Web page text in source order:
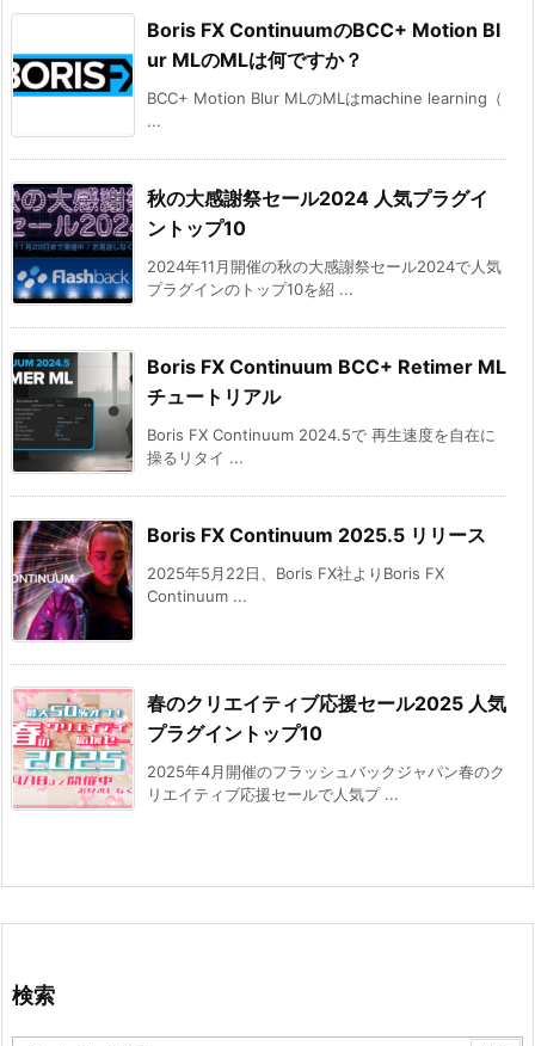
Boris FX ContinuumのBCC+ Motion Bl
ur MLのMLは何ですか？
BCC+ Motion Blur MLのMLはmachine learning（
...
秋の大感謝祭セール2024 人気プラグイ
ントップ10
2024年11月開催の秋の大感謝祭セール2024で人気
プラグインのトップ10を紹 ...
Boris FX Continuum BCC+ Retimer ML
チュートリアル
Boris FX Continuum 2024.5で 再生速度を自在に
操るリタイ ...
Boris FX Continuum 2025.5 リリース
2025年5月22日、Boris FX社よりBoris FX
Continuum ...
春のクリエイティブ応援セール2025 人気
プラグイントップ10
2025年4月開催のフラッシュバックジャパン春のク
リエイティブ応援セールで人気プ ...
検索